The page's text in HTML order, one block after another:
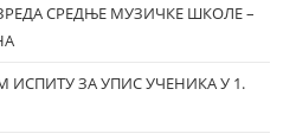
СРЕДЊЕ МУЗИЧКЕ ШКОЛЕ –
ЗА УПИС УЧЕНИКА У 1.